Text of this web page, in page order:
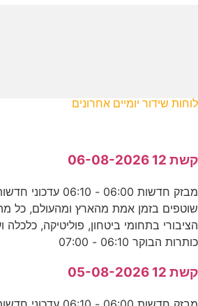
לוחות שידור יומיים אחרונים
קשת 12 06-08-2026
מבזק חדשות 06:00 -
שוטפים בזמן אמת מהארץ ומהעולם, כל
הציבורי בתחומי ביטחון, פוליטיקה,
כותרות הבוקר 06:10 - 07:00
קשת 12 05-08-2026